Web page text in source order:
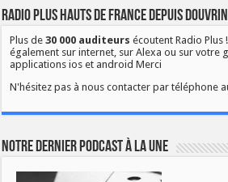
Radio Plus Hauts de France depuis Douvrin
Plus de30 000 auditeurs écoutent Radio Plus
également sur internet, sur Alexa ou sur votre
applications ios et android Merci
N'hésitez pas à nous contacter par téléphone
Notre dernier podcast à la une